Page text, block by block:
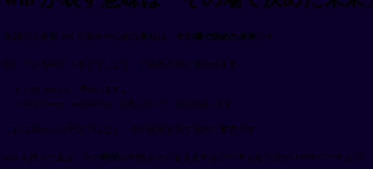
英語の未来形 will が表す中心的な意味は、 その場で決めた未来です。
話している中で「今そうしよう」と決めた時に使われます。
I will help you.（手伝いますよ）
Don’t worry. I will call him.（心配しないで。彼に電話します）
これは前からの予定ではなく、今の状況を見て決めた意思です。
will を使った文は、その瞬間の判断をそのまま表す文だと考えると分かりやすいですよ🙂